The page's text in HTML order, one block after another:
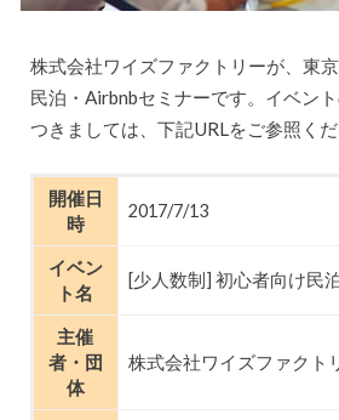
株式会社ワイズファクトリーが、東
民泊・Airbnbセミナーです。イベン
つきましては、下記URLをご参照くだ
開催日
時
2017/7/13
イベン
ト名
[少人数制] 初心者向け民
主催
者・団
体
株式会社ワイズファクト